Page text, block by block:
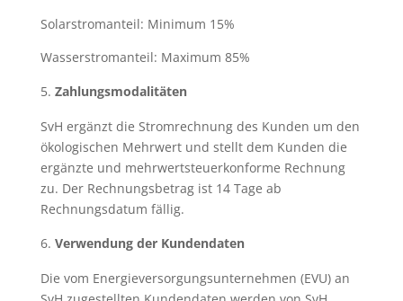
Solarstromanteil: Minimum 15%
Wasserstromanteil: Maximum 85%
Zahlungsmodalitäten
SvH ergänzt die Stromrechnung des Kunden um den
ökologischen Mehrwert und stellt dem Kunden die
ergänzte und mehrwertsteuerkonforme Rechnung
zu. Der Rechnungsbetrag ist 14 Tage ab
Rechnungsdatum fällig.
Verwendung der Kundendaten
Die vom Energieversorgungsunternehmen (EVU) an